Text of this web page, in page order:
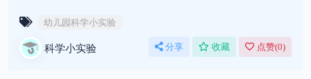
幼儿园科学小实验
科学小实验 分享 收藏 点赞(0)